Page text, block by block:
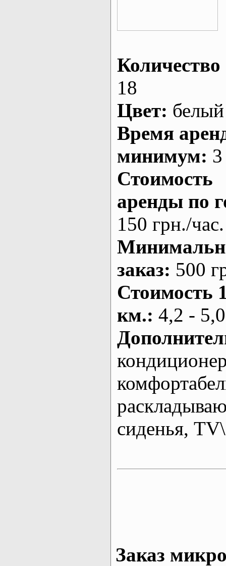
Количество
18
Цвет: белый
Время
минимум:
Стоимость
аренды по
150 грн./час.
заказ: 500
Стоимость
км.: 4,2 -
сиденья,
Заказ